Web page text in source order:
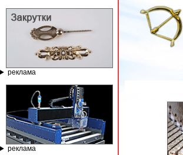
реклама
реклама